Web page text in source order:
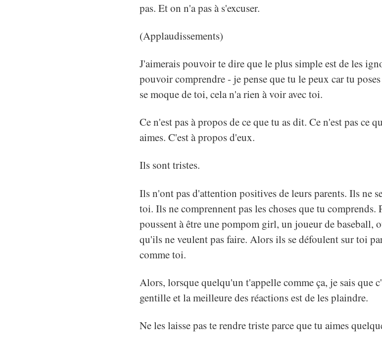
pas. Et on n'a pas à s'excuser.
(Applaudissements)
J'aimerais pouvoir te dire que le plus simple est de les
pouvoir comprendre - je pense que tu le peux car tu
se moque de toi, cela n'a rien à voir avec toi.
Ce n'est pas à propos de ce que tu as dit. Ce n'est pas ce
aimes. C'est à propos d'eux.
Ils sont tristes.
Ils n'ont pas d'attention positives de leurs parents. Ils ne
toi. Ils ne comprennent pas les choses que tu comprends.
poussent à être une pompom girl, un joueur de baseball,
qu'ils ne veulent pas faire. Alors ils se défoulent sur toi
comme toi.
Alors, lorsque quelqu'un t'appelle comme ça, je sais que
gentille et la meilleure des réactions est de les plaindre.
Ne les laisse pas te rendre triste parce que tu aimes